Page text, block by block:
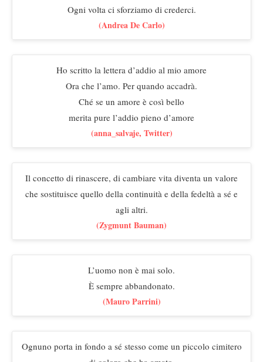
Ogni volta ci sforziamo di crederci.
(Andrea De Carlo)
Ho scritto la lettera d’addio al mio amore
Ora che l’amo. Per quando accadrà.
Ché se un amore è così bello
merita pure l’addio pieno d’amore
(anna_salvaje, Twitter)
Il concetto di rinascere, di cambiare vita diventa un valore
che sostituisce quello della continuità e della fedeltà a sé e
agli altri.
(Zygmunt Bauman)
L’uomo non è mai solo.
È sempre abbandonato.
(Mauro Parrini)
Ognuno porta in fondo a sé stesso come un piccolo cimitero